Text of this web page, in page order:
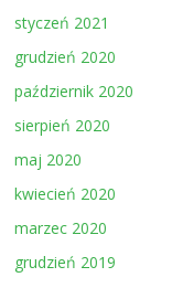
styczeń 2021
grudzień 2020
październik 2020
sierpień 2020
maj 2020
kwiecień 2020
marzec 2020
grudzień 2019